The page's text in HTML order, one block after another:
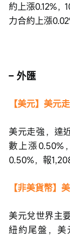
約上漲0.12%
力合約上漲
– 外匯
【美元】美元
美元走強，達
數上漲0.50%
0.50%，報
【非美貨幣】
美元兌世界主
紐約尾盤，美